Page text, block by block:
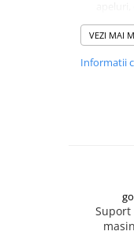
Casa, Gradina &
Articole pentru
Termometre de corp
si iOS.
VEZI MAI
Informatii